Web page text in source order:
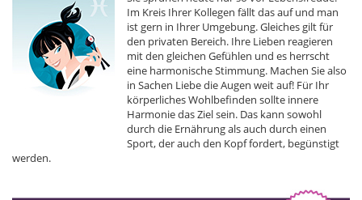
Im Kreis Ihrer Kollegen fällt das auf und man
ist gern in Ihrer Umgebung. Gleiches gilt für
den privaten Bereich. Ihre Lieben reagieren
mit den gleichen Gefühlen und es herrscht
eine harmonische Stimmung. Machen Sie also
in Sachen Liebe die Augen weit auf! Für Ihr
körperliches Wohlbefinden sollte innere
Harmonie das Ziel sein. Das kann sowohl
durch die Ernährung als auch durch einen
Sport, der auch den Kopf fordert, begünstigt
werden.